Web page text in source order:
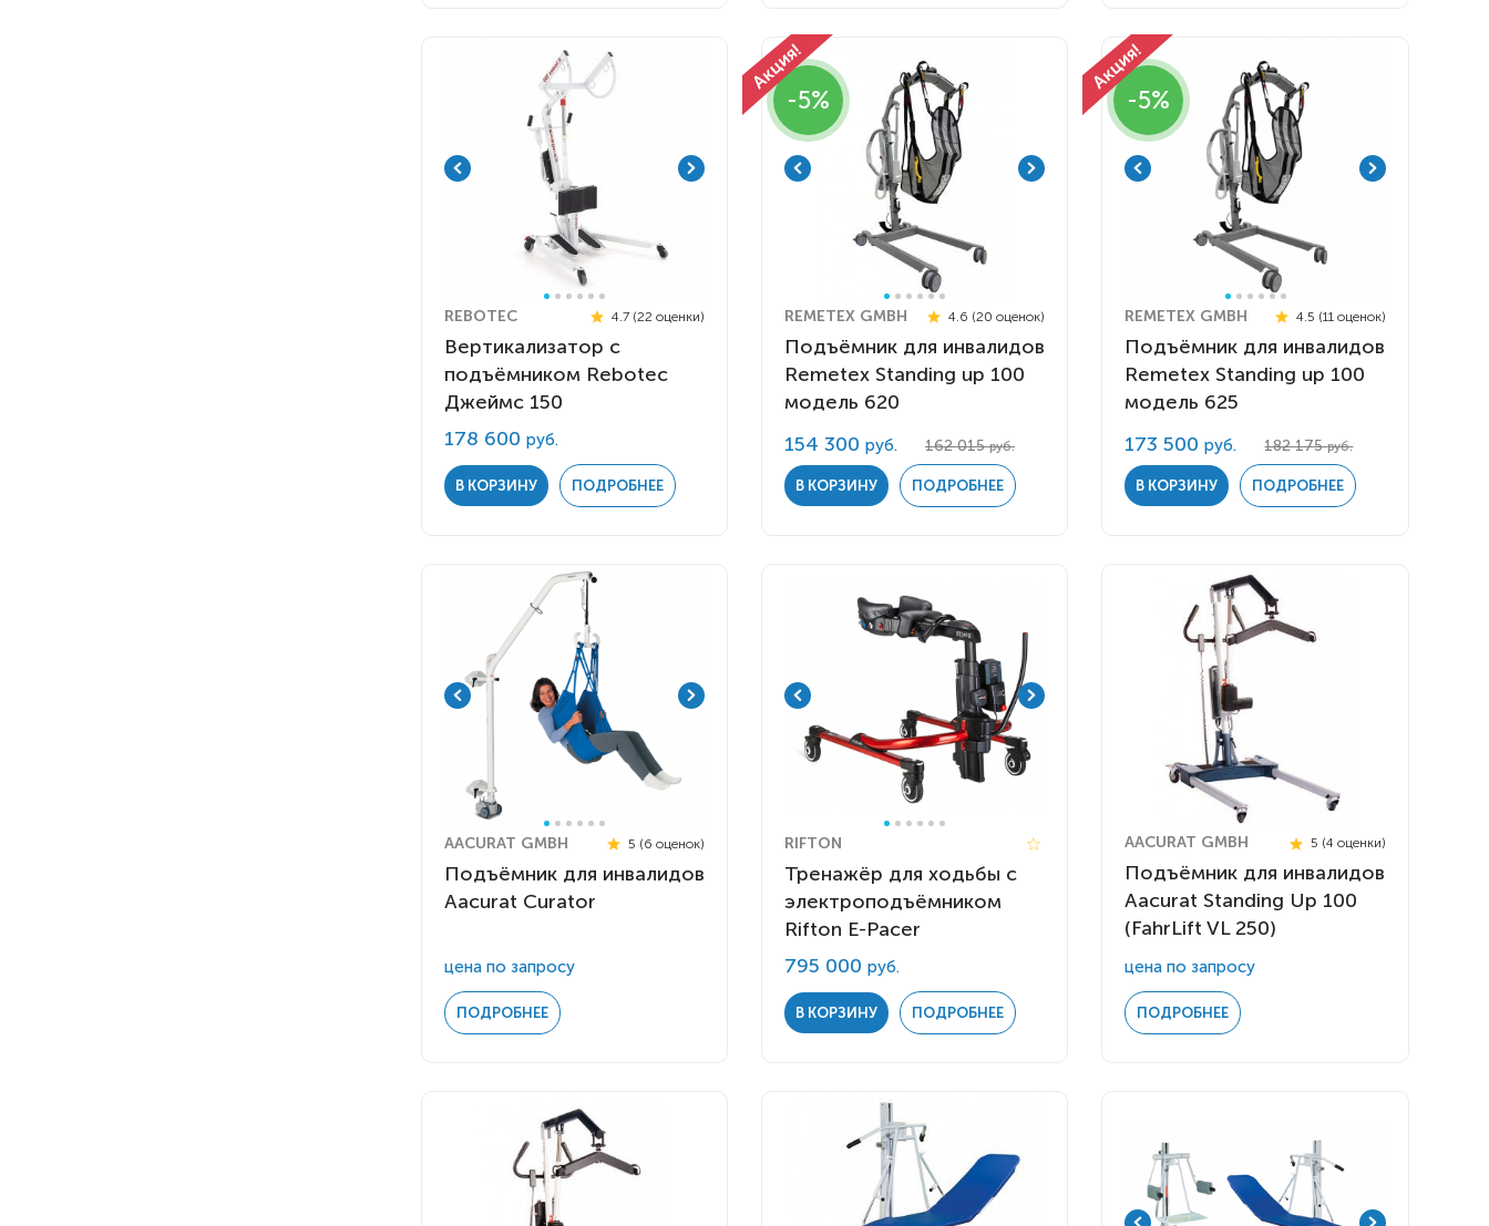
Скутеры
Оборудование с туалетом
Противопролежневые
подушки
Для пляжа
Кресла-каталки
Вертикализаторы
Кислородное оборудование
Для бассейна
Для ванны
Электрические
Лестничные
Мобильные
Уличные
Трансформеры
REBOTEC 4.7 (22 оценки)
Вертикализатор с
подъёмником Rebotec
Джеймс 150
178 600 руб.
В КОРЗИНУ ПОДРОБНЕЕ
-5%
REMETEX GMBH 4.6 (20 оценок)
Подъёмник для инвалидов
Remetex Standing up 100
модель 620
154 300 руб. 162 015руб.
В КОРЗИНУ ПОДРОБНЕЕ
-5%
REMETEX GMBH 4.5 (11 оценок)
Подъёмник для инвалидов
Remetex Standing up 100
модель 625
173 500руб. 182 175руб.
В КОРЗИНУ ПОДРОБНЕЕ
AACURAT GMBH 5 (6 оценок)
Подъёмник для инвалидов
Aacurat Curator
цена по запросу
ПОДРОБНЕЕ
RIFTON
Тренажёр для ходьбы с
электроподъёмником
Rifton E-Pacer
795 000 руб.
В КОРЗИНУ ПОДРОБНЕЕ
AACURAT GMBH 5 (4 оценки)
Подъёмник для инвалидов
Aacurat Standing Up 100
(FahrLift VL 250)
цена по запросу
ПОДРОБНЕЕ